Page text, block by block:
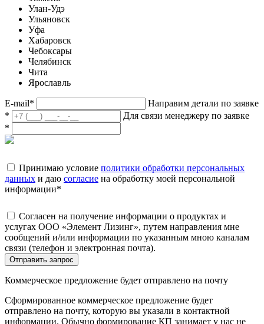
Улан-Удэ
Ульяновск
Уфа
Хабаровск
Чебоксары
Челябинск
Чита
Ярославль
E-mail*
Направим детали по заявке
*
Для связи менеджеру по заявке
*
Принимаю условие политики обработки персональных
данных и даю согласие на обработку моей персональной
информации*
Согласен на получение информации о продуктах и
услугах ООО «Элемент Лизинг», путем направления мне
сообщений и/или информации по указанным мною каналам
связи (телефон и электронная почта).
Отправить запрос
Коммерческое предложение будет отправлено на почту
Сформированное коммерческое предложение будет
отправлено на почту, которую вы указали в контактной
информации. Обычно формирование КП занимает у нас не